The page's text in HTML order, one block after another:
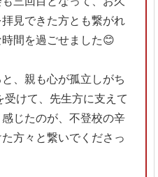
見できた方とも繋がれ
間を過ごせました😊
、親も心が孤立しがち
受けて、先生方に支えて
じたのが、不登校の辛
方々と繋いでくださっ